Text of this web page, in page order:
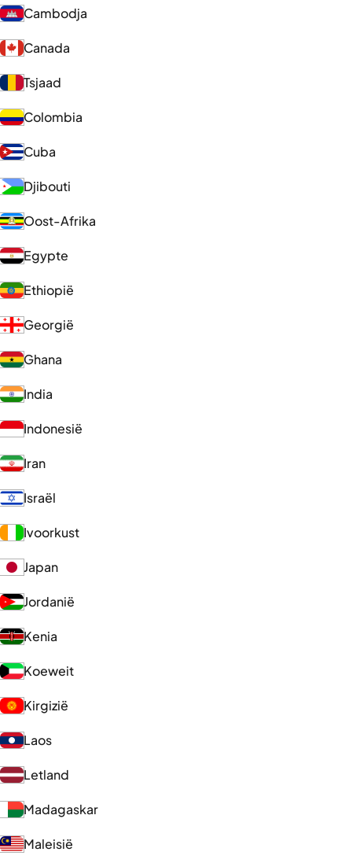
Cambodja
Canada
Tsjaad
Colombia
Cuba
Djibouti
Oost-Afrika
Egypte
Ethiopië
Georgië
Ghana
India
Indonesië
Iran
Israël
Ivoorkust
Japan
Jordanië
Kenia
Koeweit
Kirgizië
Laos
Letland
Madagaskar
Maleisië